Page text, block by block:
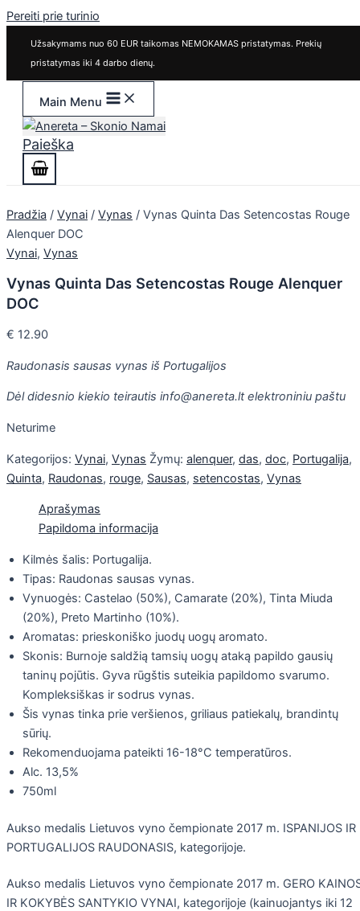
Pereiti prie turinio
Užsakymams nuo 60 EUR taikomas NEMOKAMAS pristatymas. Prekių
pristatymas iki 4 darbo dienų.
Main Menu
Paieška
Pradžia / Vynai / Vynas / Vynas Quinta Das Setencostas Rouge
Alenquer DOC
Vynai, Vynas
Vynas Quinta Das Setencostas Rouge Alenquer
DOC
€ 12.90
Raudonasis sausas vynas iš Portugalijos
Dėl didesnio kiekio teirautis info@anereta.lt elektroniniu paštu
Neturime
Kategorijos: Vynai, Vynas Žymų: alenquer, das, doc, Portugalija,
Quinta, Raudonas, rouge, Sausas, setencostas, Vynas
Aprašymas
Papildoma informacija
Kilmės šalis: Portugalija.
Tipas: Raudonas sausas vynas.
Vynuogės: Castelao (50%), Camarate (20%), Tinta Miuda
(20%), Preto Martinho (10%).
Aromatas: prieskoniško juodų uogų aromato.
Skonis: Burnoje saldžią tamsių uogų ataką papildo gausių
taninų pojūtis. Gyva rūgštis suteikia papildomo svarumo.
Kompleksiškas ir sodrus vynas.
Šis vynas tinka prie veršienos, griliaus patiekalų, brandintų
sūrių.
Rekomenduojama pateikti 16-18°C temperatūros.
Alc. 13,5%
750ml
Aukso medalis Lietuvos vyno čempionate 2017 m. ISPANIJOS IR
PORTUGALIJOS RAUDONASIS, kategorijoje.
Aukso medalis Lietuvos vyno čempionate 2017 m. GERO
IR KOKYBĖS SANTYKIO VYNAI, kategorijoje (kainuojantys iki 12